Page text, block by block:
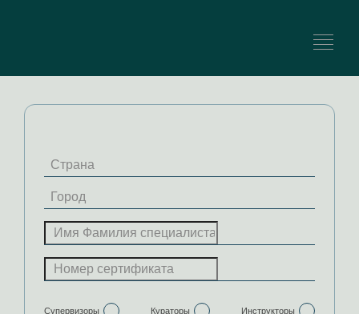
Супервизоры Кураторы
Инструкторы